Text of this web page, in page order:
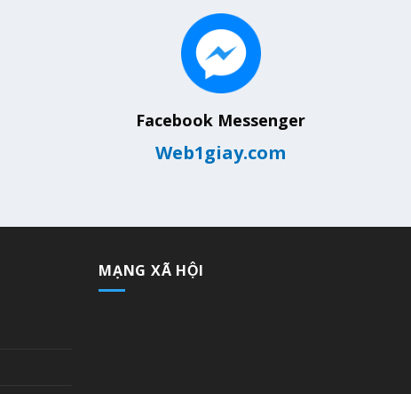
Facebook Messenger
Web1giay.com
MẠNG XÃ HỘI